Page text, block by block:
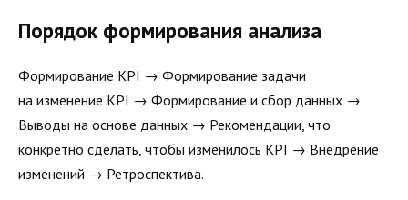
Порядок формирования анализа
Формирование KPI → Формирование задачи
на изменение KPI → Формирование и сбор данных →
Выводы на основе данных → Рекомендации, что
конкретно сделать, чтобы изменилось KPI → Внедрение
изменений → Ретроспектива.